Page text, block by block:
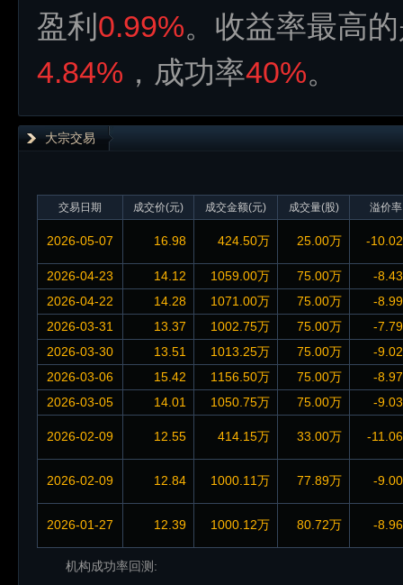
盈利 0.99%。收益率最高
4.84% ，成功率40%。
大宗交易
交易日期 成交价(元) 成交金额(元) 成交量(股) 溢价率
2026-05-07 16.98 424.50万 25.00万 -
2026-04-23 14.12 1059.00万 75.00万
-
2026-04-22
14.28 1071.00万 75.00万
-
2026-03-31
13.37 1002.75万 75.00万
-
2026-03-30
13.51 1013.25万 75.00万
-
2026-03-06
15.42 1156.50万 75.00万
-
2026-03-05
14.01 1050.75万 75.00万 -
2026-02-09 12.55 414.15万 33.00万 -
2026-02-09 12.84 1000.11万 77.89万 -
2026-01-27 12.39 1000.12万 80.72万 -
机构成功率回测: